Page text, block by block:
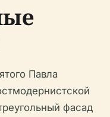
Павла
фасад